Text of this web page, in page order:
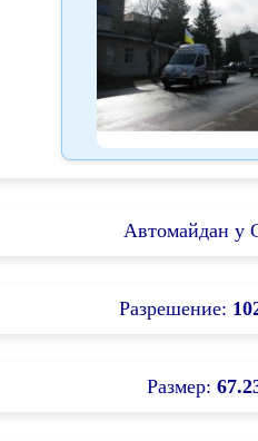
Автомайдан у
Разрешение:
Размер: